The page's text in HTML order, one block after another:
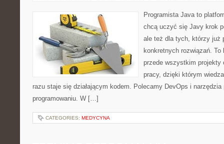
Programista Java to
chcą uczyć się Javy krok
ale też dla tych, którzy już
konkretnych rozwiązań.
przede wszystkim projekty
pracy, dzięki którym
razu staje się działającym kodem. Polecamy DevOps i
programowaniu. W […]
CATEGORIES: MEDYCYNA